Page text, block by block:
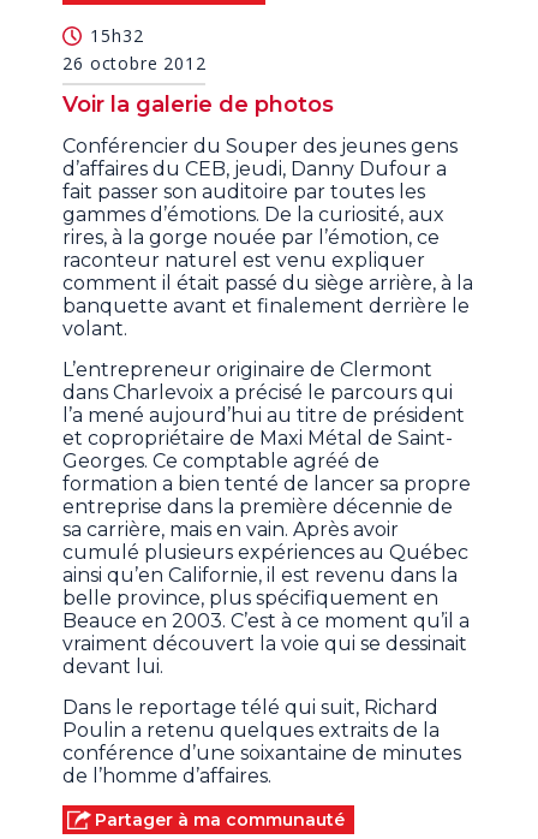
15h32
26 octobre 2012
Voir la galerie de photos
Conférencier du Souper des jeunes gens
d’affaires du CEB, jeudi, Danny Dufour a
fait passer son auditoire par toutes les
gammes d’émotions. De la curiosité, aux
rires, à la gorge nouée par l’émotion, ce
raconteur naturel est venu expliquer
comment il était passé du siège arrière, à la
banquette avant et finalement derrière le
volant.
L’entrepreneur originaire de Clermont
dans Charlevoix a précisé le parcours qui
l’a mené aujourd’hui au titre de président
et copropriétaire de Maxi Métal de Saint-
Georges. Ce comptable agréé de
formation a bien tenté de lancer sa propre
entreprise dans la première décennie de
sa carrière, mais en vain. Après avoir
cumulé plusieurs expériences au Québec
ainsi qu’en Californie, il est revenu dans la
belle province, plus spécifiquement en
Beauce en 2003. C’est à ce moment qu’il a
vraiment découvert la voie qui se dessinait
devant lui.
Dans le reportage télé qui suit, Richard
Poulin a retenu quelques extraits de la
conférence d’une soixantaine de minutes
de l’homme d’affaires.
Partager à ma communauté